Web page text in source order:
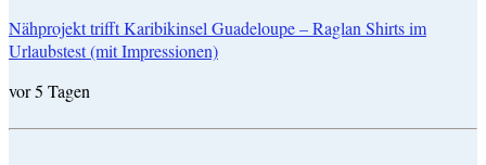
Nähprojekt trifft Karibikinsel Guadeloupe – Raglan Shirts im
Urlaubstest (mit Impressionen)
vor 5 Tagen